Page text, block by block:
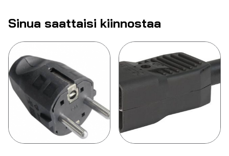
Sinua saattaisi kiinnostaa